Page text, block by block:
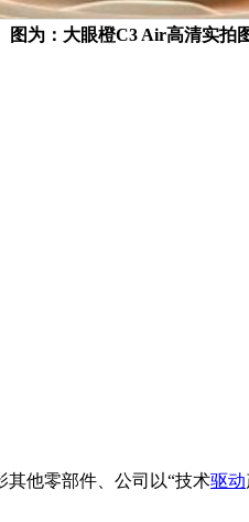
图为：大眼橙C3 Air高清实拍
其他零部件、公司以“技术驱动